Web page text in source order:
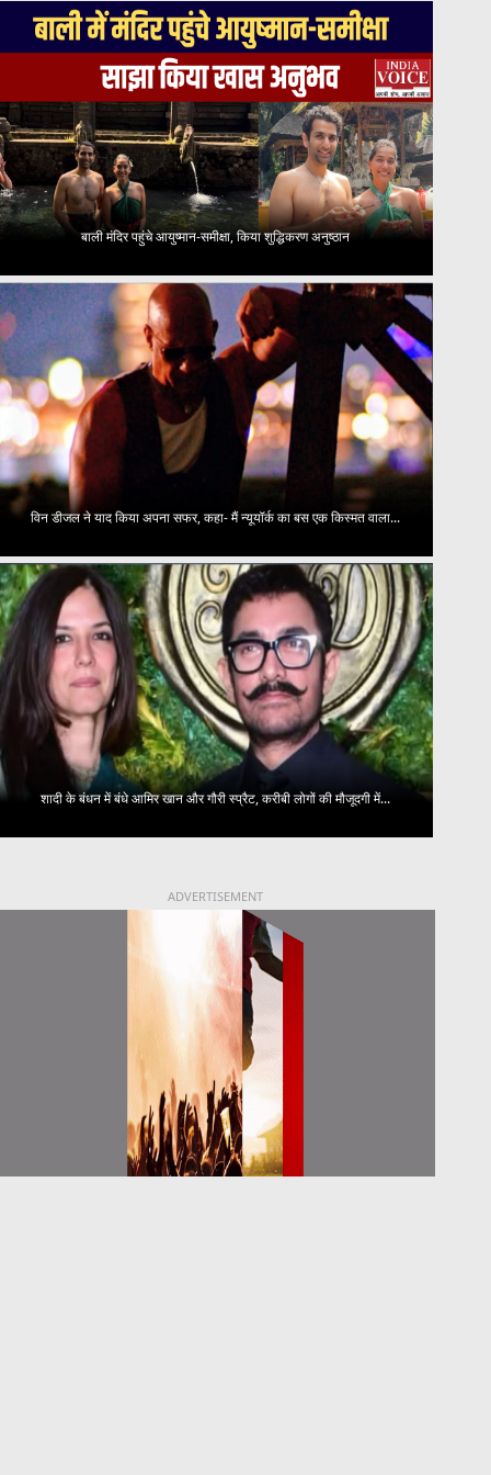
बाली मंदिर पहुंचे आयुष्मान-समीक्षा, किया शुद्धिकरण अनुष्ठान
विन डीजल ने याद किया अपना सफर, कहा- मैं न्यूयॉर्क का बस एक किस्मत वाला...
शादी के बंधन में बंधे आमिर खान और गौरी स्प्रैट, करीबी लोगों की मौजूदगी में...
ADVERTISEMENT